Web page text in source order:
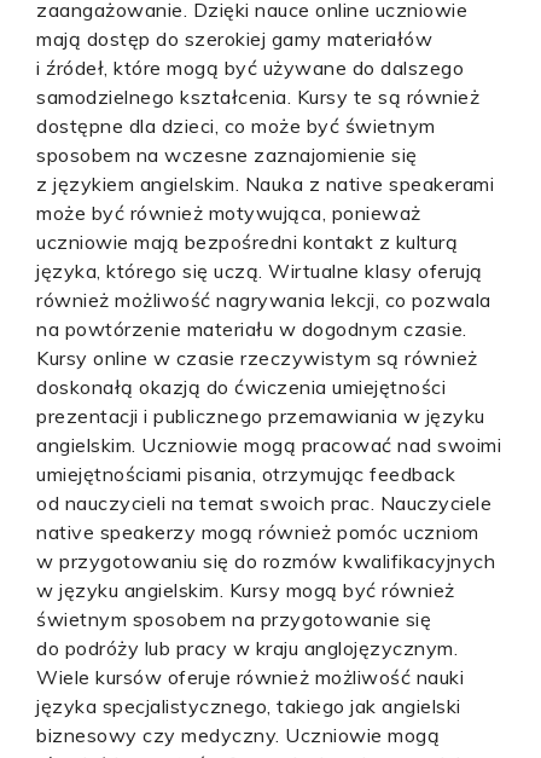
zaangażowanie. Dzięki nauce online uczniowie
mają dostęp do szerokiej gamy materiałów
i źródeł, które mogą być używane do dalszego
samodzielnego kształcenia. Kursy te są również
dostępne dla dzieci, co może być świetnym
sposobem na wczesne zaznajomienie się
z językiem angielskim. Nauka z native speakerami
może być również motywująca, ponieważ
uczniowie mają bezpośredni kontakt z kulturą
języka, którego się uczą. Wirtualne klasy oferują
również możliwość nagrywania lekcji, co pozwala
na powtórzenie materiału w dogodnym czasie.
Kursy online w czasie rzeczywistym są również
doskonałą okazją do ćwiczenia umiejętności
prezentacji i publicznego przemawiania w języku
angielskim. Uczniowie mogą pracować nad swoimi
umiejętnościami pisania, otrzymując feedback
od nauczycieli na temat swoich prac. Nauczyciele
native speakerzy mogą również pomóc uczniom
w przygotowaniu się do rozmów kwalifikacyjnych
w języku angielskim. Kursy mogą być również
świetnym sposobem na przygotowanie się
do podróży lub pracy w kraju anglojęzycznym.
Wiele kursów oferuje również możliwość nauki
języka specjalistycznego, takiego jak angielski
biznesowy czy medyczny. Uczniowie mogą